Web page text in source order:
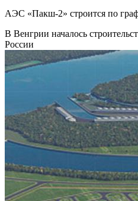
АЭС «Пакш-2» строится по
В Венгрии началось
России